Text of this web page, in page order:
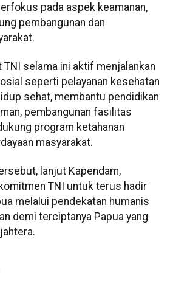
pada aspek keamanan,
pembangunan dan
TNI selama ini aktif menjalankan
seperti pelayanan kesehatan
sehat, membantu pendidikan
pembangunan fasilitas
program ketahanan
masyarakat.
lanjut Kapendam,
TNI untuk terus hadir
melalui pendekatan humanis
demi terciptanya Papua yang